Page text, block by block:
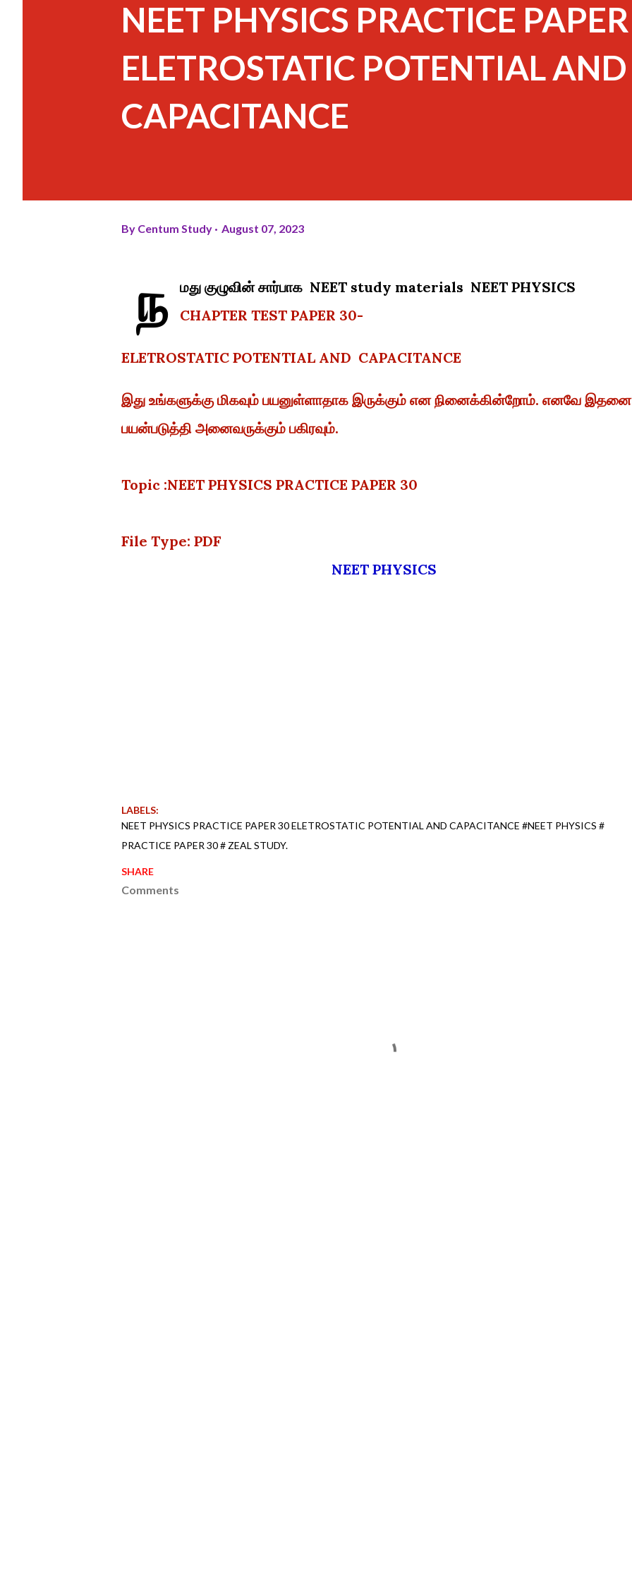
NEET PHYSICS PRACTICE
ELETROSTATIC POTENTIAL AND
CAPACITANCE
By Centum Study August 07, 2023
ந
மது குழுவின் சார்பாக NEET study materials NEET PHYSICS
CHAPTER TEST PAPER 30-
ELETROSTATIC POTENTIAL AND CAPACITANCE
இது உங்களுக்கு மிகவும் பயனுள்ளாதாக இருக்கும் என நினைக்கின்றோம். எனவே இதனை
பயன்படுத்தி அனைவருக்கும் பகிரவும்.
Topic :NEET PHYSICS PRACTICE PAPER 30
File Type: PDF
NEET PHYSICS
LABELS:
NEET PHYSICS PRACTICE PAPER 30 ELETROSTATIC POTENTIAL AND CAPACITANCE #NEET PHYSICS #
PRACTICE PAPER 30 # ZEAL STUDY.
SHARE
Comments